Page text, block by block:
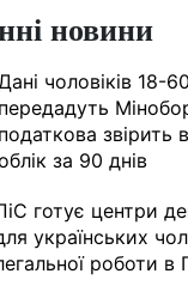
новини
чоловіків 18-
передадуть
податкова звірить
за 90 днів
готує центри
українських
роботи в